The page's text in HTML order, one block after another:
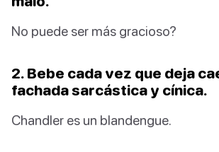
No puede ser más gracioso?
2. Bebe cada vez que deja
fachada sarcástica y cínica.
Chandler es un blandengue.